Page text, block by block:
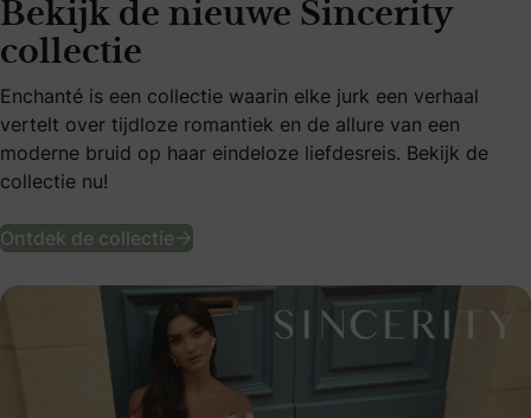
Bekijk de nieuwe Sincerity
collectie
Enchanté is een collectie waarin elke jurk een verhaal
vertelt over tijdloze romantiek en de allure van een
moderne bruid op haar eindeloze liefdesreis. Bekijk de
collectie nu!
Ontdek de collectie Bekijk de nieuwe Sincerity collectie